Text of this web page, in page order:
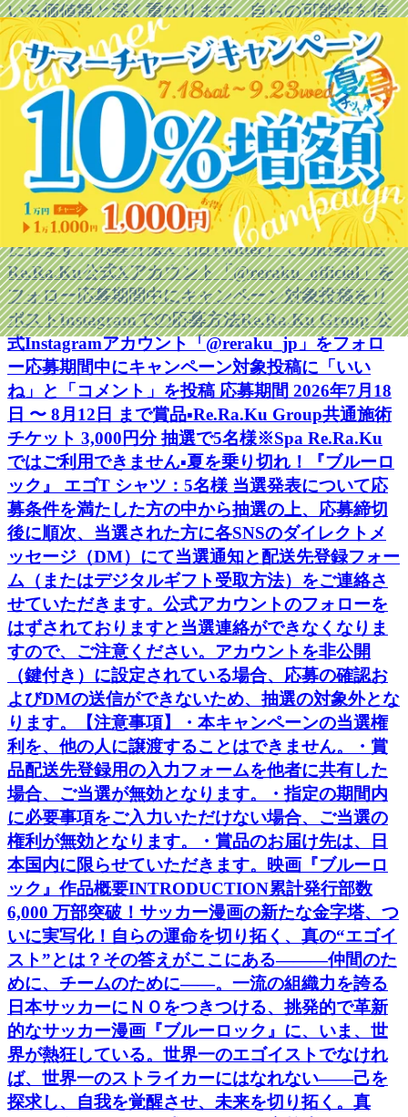
いる価値観と深く重なります。自らの可能性を信
じ、理想に向かって前進し続けるためには、心身
を健やかに保ち、日々コンディションを整えるこ
とが重要です。メディロムグループは、本タイア
ップを通じて、挑戦するすべての人を健康面から
応援してまいります。SNSタイアップキャンペー
ンRe.Ra.Ku公式X（旧Twitter）およびRe.Ra.Ku
Group公式Instagramにて、ご応募いただいた方に
抽選で映画『ブルーロック』オリジナルTシャツや
Re.Ra.Ku Group共通施術チケットをプレゼントい
たします。応募方法X（旧Twitter）での応募方法
Re.Ra.Ku公式Xアカウント「@reraku_official」を
フォロー応募期間中にキャンペーン対象投稿をリ
ポストInstagramでの応募方法Re.Ra.Ku Group 公
式Instagramアカウント「@reraku_jp」をフォロ
ー応募期間中にキャンペーン対象投稿に「いい
ね」と「コメント」を投稿 応募期間 2026年7月18
日 〜 8月12日 まで賞品▪️Re.Ra.Ku Group共通施術
チケット 3,000円分 抽選で5名様※Spa Re.Ra.Ku
ではご利用できません▪️夏を乗り切れ！『ブルーロ
ック』 エゴT シャツ：5名様 当選発表について応
募条件を満たした方の中から抽選の上、応募締切
後に順次、当選された方に各SNSのダイレクトメ
ッセージ（DM）にて当選通知と配送先登録フォー
ム（またはデジタルギフト受取方法）をご連絡さ
せていただきます。公式アカウントのフォローを
はずされておりますと当選連絡ができなくなりま
すので、ご注意ください。アカウントを非公開
（鍵付き）に設定されている場合、応募の確認お
よびDMの送信ができないため、抽選の対象外とな
ります。【注意事項】・本キャンペーンの当選権
利を、他の人に譲渡することはできません。・賞
品配送先登録用の入力フォームを他者に共有した
場合、ご当選が無効となります。・指定の期間内
に必要事項をご入力いただけない場合、ご当選の
権利が無効となります。・賞品のお届け先は、日
本国内に限らせていただきます。映画『ブルーロ
ック』作品概要INTRODUCTION累計発行部数
6,000 万部突破！サッカー漫画の新たな金字塔、つ
いに実写化！自らの運命を切り拓く、真の“エゴイ
スト”とは？その答えがここにある―――仲間のた
めに、チームのために――。一流の組織力を誇る
日本サッカーにＮＯをつきつける、挑発的で革新
的なサッカー漫画『ブルーロック』に、いま、世
界が熱狂している。世界一のエゴイストでなけれ
ば、世界一のストライカーにはなれない――己を
探求し、自我を覚醒させ、未来を切り拓く。真